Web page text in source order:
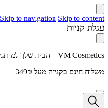
Skip to navigation Skip to content
עגלת קניות
VM Cosmetics – הבית שלך למותגי קוסמטיקה מובילים
משלוח חינם בקנייה מעל 349₪